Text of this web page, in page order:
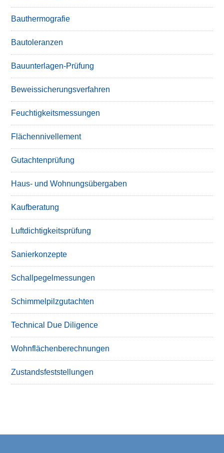
Bauthermografie
Bautoleranzen
Bauunterlagen-Prüfung
Beweissicherungsverfahren
Feuchtigkeitsmessungen
Flächennivellement
Gutachtenprüfung
Haus- und Wohnungsübergaben
Kaufberatung
Luftdichtigkeitsprüfung
Sanierkonzepte
Schallpegelmessungen
Schimmelpilzgutachten
Technical Due Diligence
Wohnflächenberechnungen
Zustandsfeststellungen